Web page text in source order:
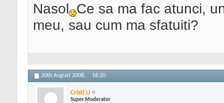
Nasol Ce sa ma fac atunci,
meu, sau cum ma sfatuiti?
20th August 2008, 16:20
Cristi U
Super Moderator